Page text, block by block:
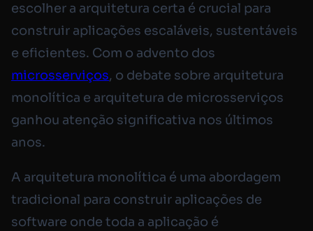
escolher a arquitetura certa é crucial para
construir aplicações escaláveis, sustentáveis
e eficientes. Com o advento dos
microsserviços, o debate sobre arquitetura
monolítica e arquitetura de microsserviços
ganhou atenção significativa nos últimos
anos.
A arquitetura monolítica é uma abordagem
tradicional para construir aplicações de
software onde toda a aplicação é